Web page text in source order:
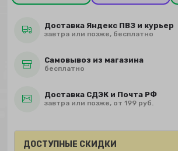
Доставка Яндекс ПВЗ и курьер
завтра или позже, бесплатно
Самовывоз из магазина
бесплатно
Доставка СДЭК и Почта РФ
завтра или позже, от 199 руб.
ДОСТУПНЫЕ СКИДКИ